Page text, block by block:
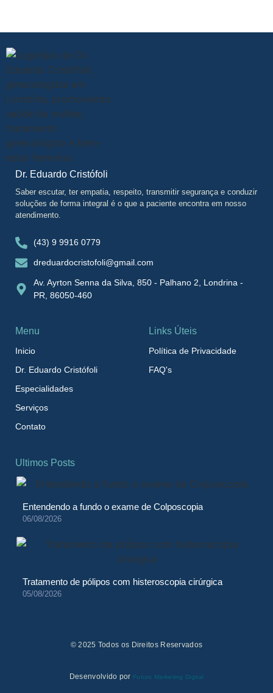
Dr. Eduardo Cristófoli
Saber escutar, ter empatia, respeito, transmitir segurança e conduzir
soluções de forma integral é o que a paciente encontra em nosso
atendimento.
(43) 9 9916 0779
dreduardocristofoli@gmail.com
Av. Ayrton Senna da Silva, 850 - Palhano 2, Londrina -
PR, 86050-460
Menu
Inicio
Dr. Eduardo Cristófoli
Especialidades
Serviços
Contato
Links Úteis
Política de Privacidade
FAQ's
Ultimos Posts
Entendendo a fundo o exame de Colposcopia
06/08/2026
Tratamento de pólipos com histeroscopia cirúrgica
05/08/2026
© 2025 Todos os Direitos Reservados
Desenvolvido por Futuro Marketing Digital